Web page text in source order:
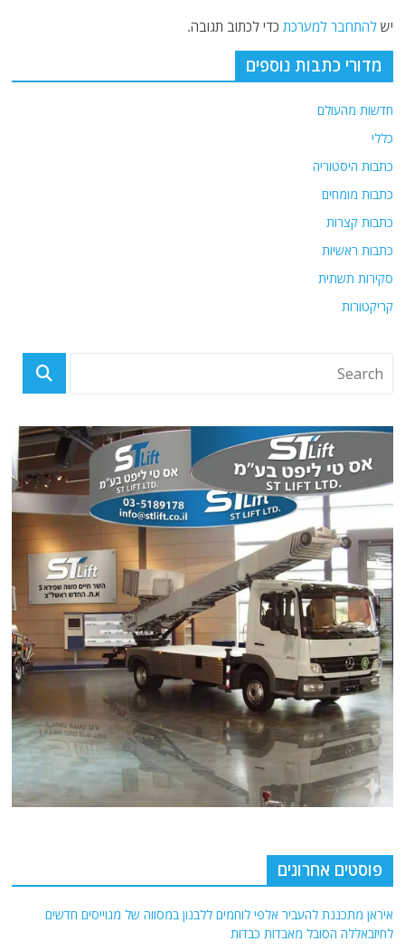
ישלהתחבר למערכת כדי לכתוב תגובה.
מדורי כתבות נוספים
חדשות מהעולם
כללי
כתבות היסטוריה
כתבות מומחים
כתבות קצרות
כתבות ראשיות
סקירות תשתית
קריקטורות
פוסטים אחרונים
איראן מתכננת להעביר אלפי לוחמים ללבנון במסווה של מגוייסים חדשים
לחיזבאללה הסובל מאבדות כבדות